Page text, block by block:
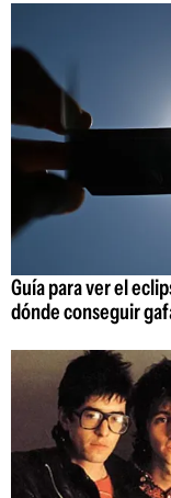
Guía para ver el
dónde conseguir